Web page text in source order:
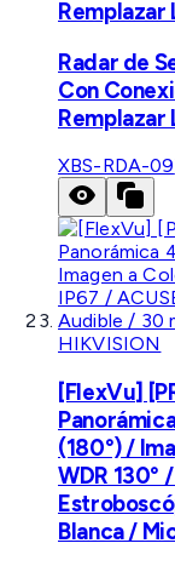
Remplazar
Radar de
Con
Remplazar
XBS-RDA-09
HIKVISION
[FlexVu]
(180°) /
WDR 130°
Blanca /